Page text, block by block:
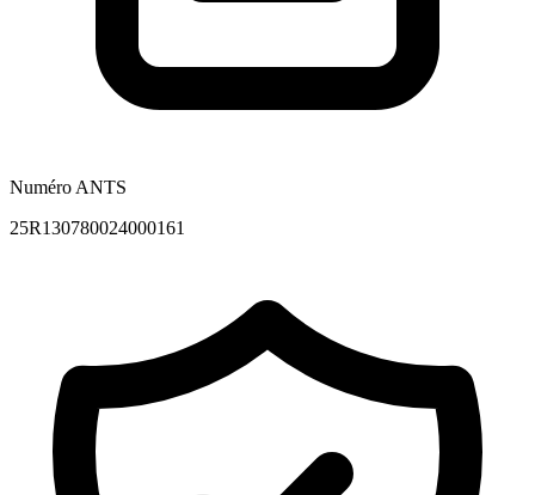
Numéro ANTS
25R130780024000161